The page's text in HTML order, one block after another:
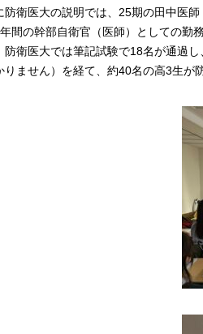
防衛医大の説明では、25期の田中医
間の幹部自衛官（医師）としての勤
防衛医大では筆記試験で18名が通過
りません）を経て、約40名の高3生が